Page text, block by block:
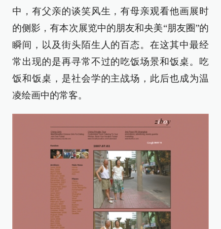
中，有父亲的谈笑风生，有母亲观看他画展时
的侧影，有本次展览中的朋友和央美“朋友圈”的
瞬间，以及街头陌生人的百态。在这其中最经
常出现的是再寻常不过的吃饭场景和饭桌。吃
饭和饭桌，是社会学的主战场，此后也成为温
凌绘画中的常客。